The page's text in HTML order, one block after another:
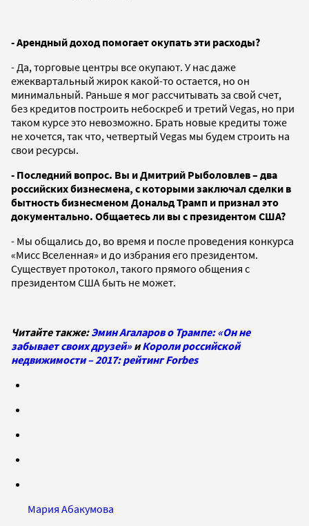
- Арендный доход помогает окупать эти расходы?
- Да, торговые центры все окупают. У нас даже
ежеквартальный жирок какой-то остается, но он
минимальный. Раньше я мог рассчитывать за свой счет,
без кредитов построить небоскреб и третий Vegas, но при
таком курсе это невозможно. Брать новые кредиты тоже
не хочется, так что, четвертый Vegas мы будем строить на
свои ресурсы.
- Последний вопрос. Вы и Дмитрий Рыболовлев – два
российских бизнесмена, с которыми заключал сделки в
бытность бизнесменом Дональд Трамп и признал это
документально. Общаетесь ли вы с президентом США?
- Мы общались до, во время и после проведения конкурса
«Мисс Вселенная» и до избрания его президентом.
Существует протокол, такого прямого общения с
президентом США быть не может.
Читайте также:Эмин Агаларов о Трампе: «Он не
забывает своих друзей» иКороли российской
недвижимости – 2017: рейтинг Forbes
Мария Абакумова